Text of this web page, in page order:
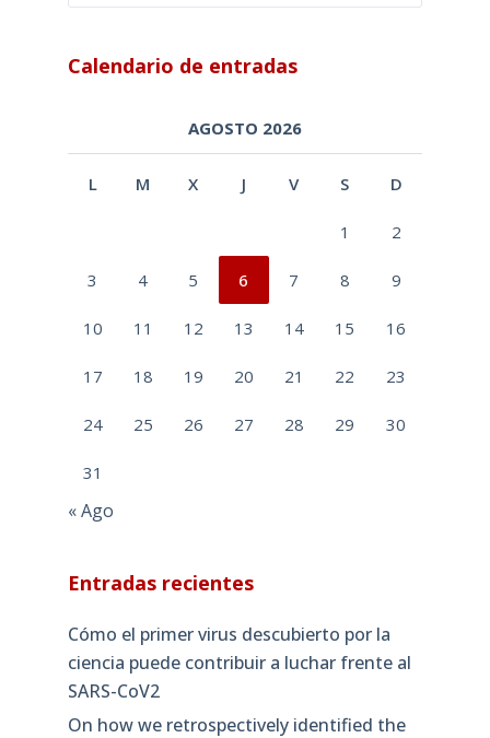
Calendario de entradas
AGOSTO 2026
L M X J V S D
1 2
3 4 5 6 7 8 9
10 11 12 13 14 15 16
17 18 19 20 21 22 23
24 25 26 27 28 29 30
31
« Ago
Entradas recientes
Cómo el primer virus descubierto por la
ciencia puede contribuir a luchar frente al
SARS-CoV2
On how we retrospectively identified the